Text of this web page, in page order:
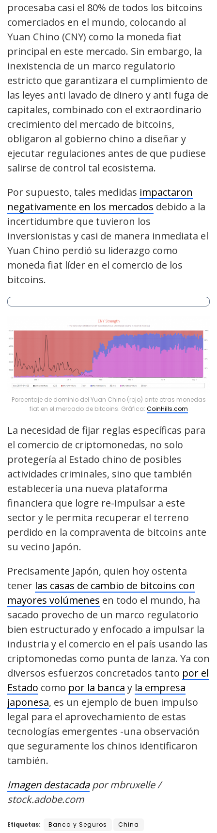
procesaba casi el 80% de todos los bitcoins
comerciados en el mundo, colocando al
Yuan Chino (CNY) como la moneda fiat
principal en este mercado. Sin embargo, la
inexistencia de un marco regulatorio
estricto que garantizara el cumplimiento de
las leyes anti lavado de dinero y anti fuga de
capitales, combinado con el extraordinario
crecimiento del mercado de bitcoins,
obligaron al gobierno chino a diseñar y
ejecutar regulaciones antes de que pudiese
salirse de control tal ecosistema.
Por supuesto, tales medidas impactaron
negativamente en los mercados debido a la
incertidumbre que tuvieron los
inversionistas y casi de manera inmediata el
Yuan Chino perdió su liderazgo como
moneda fiat líder en el comercio de los
bitcoins.
Porcentaje de dominio del Yuan Chino (rojo) ante otras monedas
fiat en el mercado de bitcoins. Gráfica: CoinHills.com
La necesidad de fijar reglas específicas para
el comercio de criptomonedas, no solo
protegería al Estado chino de posibles
actividades criminales, sino que también
establecería una nueva plataforma
financiera que logre re-impulsar a este
sector y le permita recuperar el terreno
perdido en la compraventa de bitcoins ante
su vecino Japón.
Precisamente Japón, quien hoy ostenta
tener las casas de cambio de bitcoins con
mayores volúmenes en todo el mundo, ha
sacado provecho de un marco regulatorio
bien estructurado y enfocado a impulsar la
industria y el comercio en el país usando las
criptomonedas como punta de lanza. Ya con
diversos esfuerzos concretados tanto por el
Estado como por la banca y la empresa
japonesa, es un ejemplo de buen impulso
legal para el aprovechamiento de estas
tecnologías emergentes -una observación
que seguramente los chinos identificaron
también.
Imagen destacadapor mbruxelle /
stock.adobe.com
Etiquetas: Banca y Seguros China